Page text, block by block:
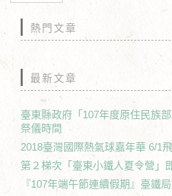
熱門文章
最新文章
臺東縣政府「107年度原住民族
祭儀時間
2018臺灣國際熱氣球嘉年華 6/1
第２梯次「臺東小鐵人夏令營」
『107年端午節連續假期』臺鐵